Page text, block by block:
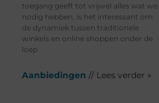
toegang geeft tot vrijwel alles wat we
nodig hebben, is het interessant om
de dynamiek tussen traditionele
winkels en online shoppen onder de
loep
Aanbiedingen // Lees verder »